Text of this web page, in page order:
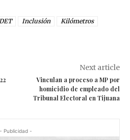
Inclusión
Kilómetros
Next article
Vinculan a proceso a MP por
homicidio de empleado del
Tribunal Electoral en Tijuana
- Publicidad -